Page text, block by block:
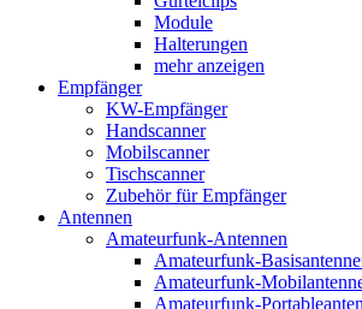
Module
Halterungen
mehr anzeigen
Empfänger
KW-Empfänger
Handscanner
Mobilscanner
Tischscanner
Zubehör für Empfänger
Antennen
Amateurfunk-Antennen
Amateurfunk-
Amateurfunk-
Amateurfunk-